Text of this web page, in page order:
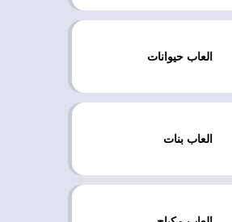
العاب حيوانات
العاب بنات